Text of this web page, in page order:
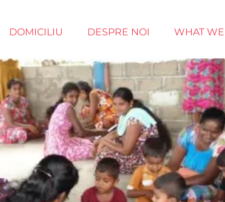
DOMICILIU DESPRE NOI WHAT